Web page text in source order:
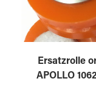
Ersatzrolle
APOLLO